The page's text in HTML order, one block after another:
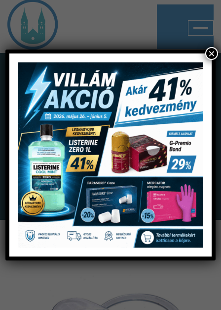
Shop
Home Termékek
Tömések segédeszközei
Kofferdam, szájterpesztők
Cheek Retractor child
×